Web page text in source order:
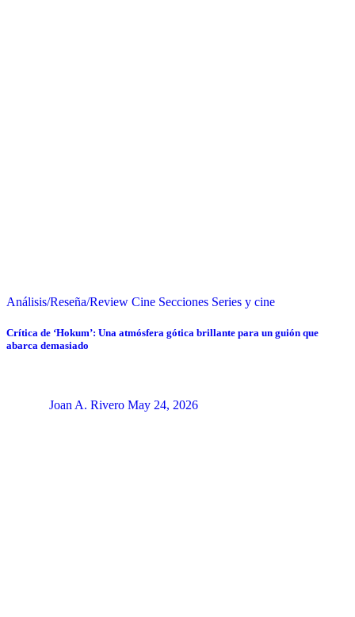
Análisis/Reseña/Review Cine Secciones Series y cine
Crítica de ‘Hokum’: Una atmósfera gótica brillante para un guión que
abarca demasiado
Joan A. Rivero May 24, 2026